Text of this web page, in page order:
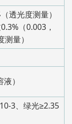
透光度测量）
（0.003，
量）
）
3、绿光≥2.35